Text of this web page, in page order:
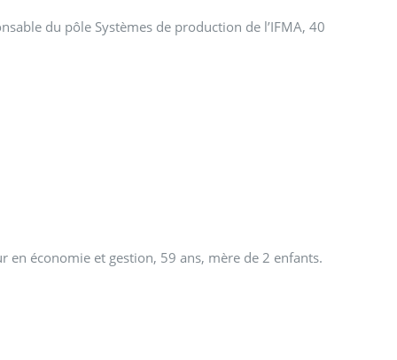
du pôle Systèmes de production de l’IFMA, 40
en économie et gestion, 59 ans, mère de 2 enfants.